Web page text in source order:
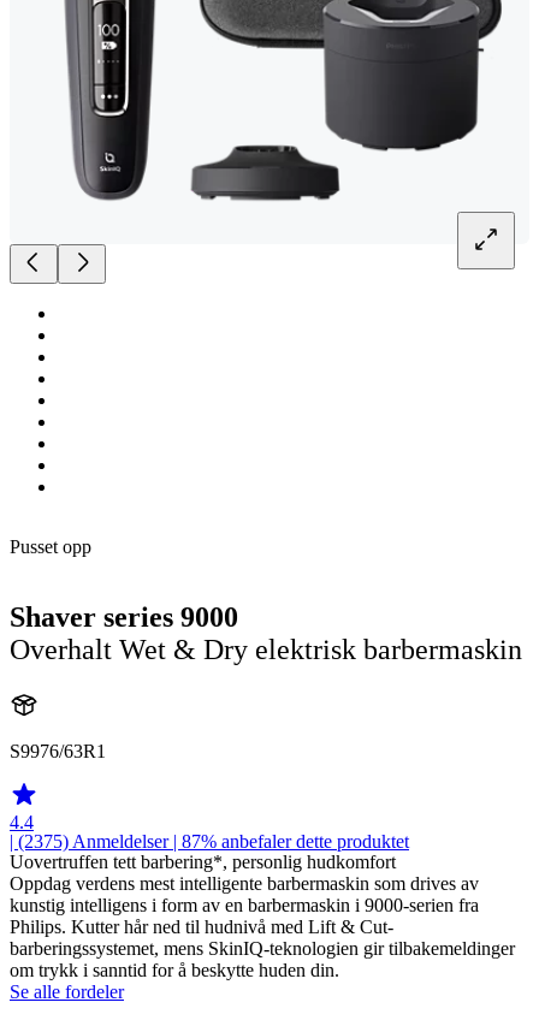
Pusset opp
Shaver series 9000
Overhalt Wet & Dry elektrisk barbermaskin
S9976/63R1
4.4
| (2375) Anmeldelser| 87% anbefaler dette produktet
Uovertruffen tett barbering*, personlig hudkomfort
Oppdag verdens mest intelligente barbermaskin som drives av
kunstig intelligens i form av en barbermaskin i 9000-serien fra
Philips. Kutter hår ned til hudnivå med Lift & Cut-
barberingssystemet, mens SkinIQ-teknologien gir tilbakemeldinger
om trykk i sanntid for å beskytte huden din.
Se alle fordeler